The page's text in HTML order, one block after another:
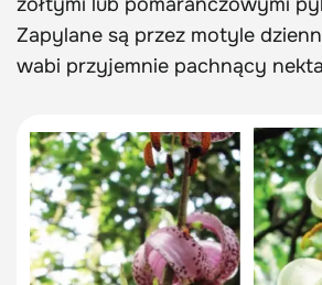
Zapylane są przez motyle
wabi przyjemnie pachnący